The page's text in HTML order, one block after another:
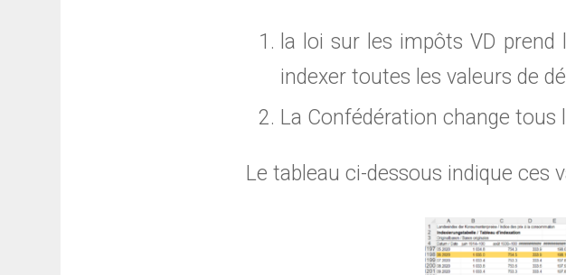
la loi sur les impôts VD prend
indexer toutes les valeurs de
La Confédération change tous
Le tableau ci-dessous indique ces